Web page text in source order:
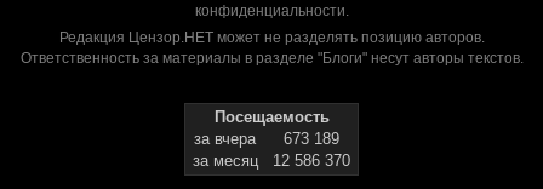
конфиденциальности.
Редакция Цензор.НЕТ может не разделять позицию авторов.
Ответственность за материалы в разделе "Блоги" несут авторы текстов.
Посещаемость
за вчера
673 189
за месяц
12 586 370